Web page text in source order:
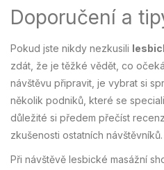
Doporučení a
Pokud jste nikdy nezkusili
zdát, že je těžké vědět, co
návštěvu připravit, je vybrat si
několik podniků, které se
důležité si předem přečíst
zkušenosti ostatních návštěvníků.
Při návštěvě lesbické masážní